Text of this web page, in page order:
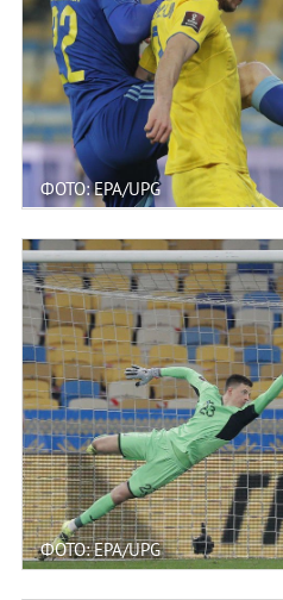
ФОТО: EPA/UPG
ФОТО: EPA/UPG